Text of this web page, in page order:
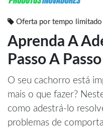
Oferta por tempo limitado
Aprenda A
Passo A Passo
O seu cachorro está
mais o que fazer?
como adestrá-lo
problemas de